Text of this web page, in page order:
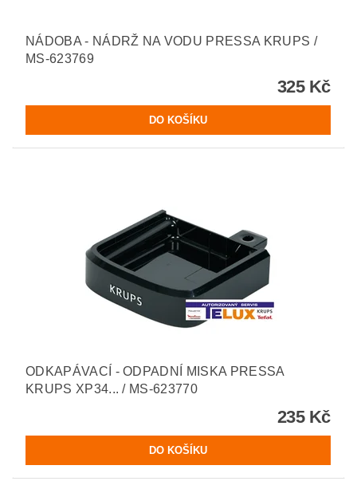
NÁDOBA - NÁDRŽ NA VODU PRESSA KRUPS /
MS-623769
325 Kč
ODKAPÁVACÍ - ODPADNÍ MISKA PRESSA
KRUPS XP34... / MS-623770
235 Kč